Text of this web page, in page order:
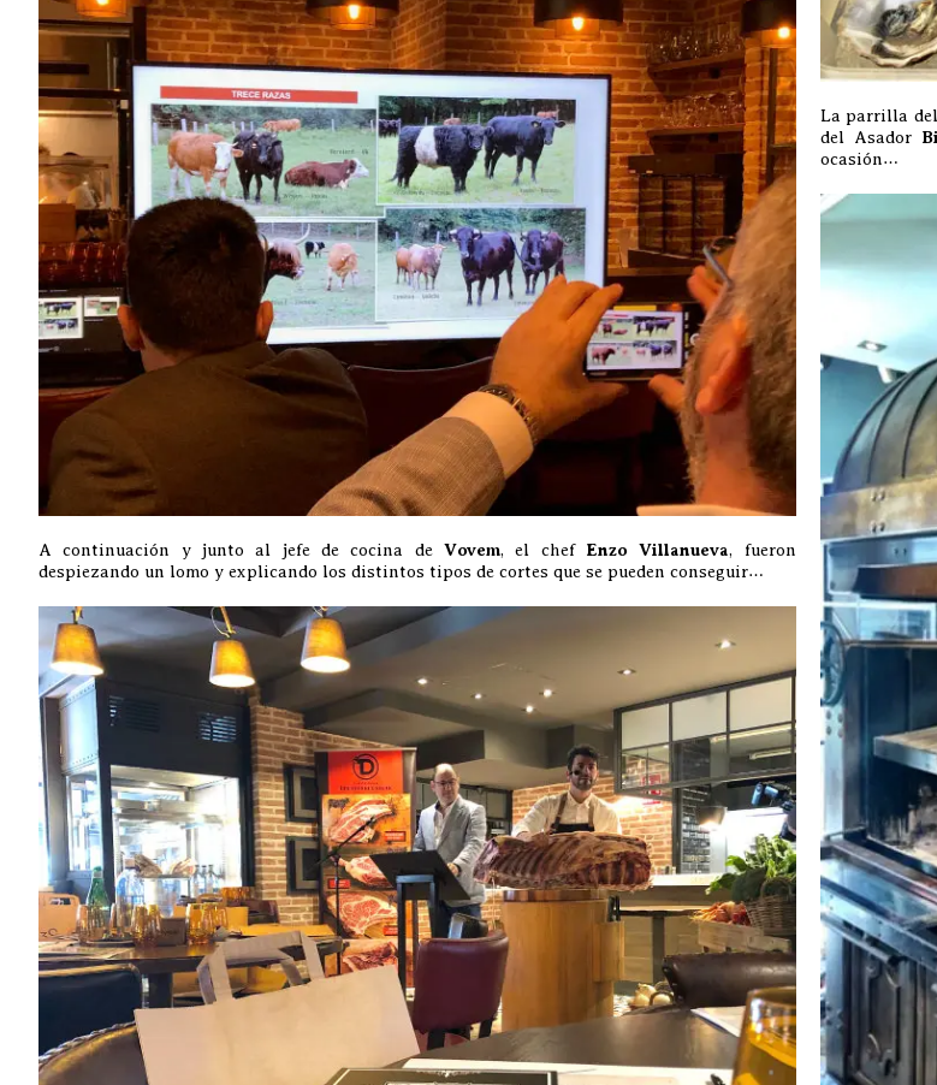
A continuación y junto al jefe de cocina de Vovem, el chef Enzo Villanueva, fueron
despiezando un lomo y explicando los distintos tipos de cortes que se pueden conseguir…
La parrilla
del Asador
ocasión…